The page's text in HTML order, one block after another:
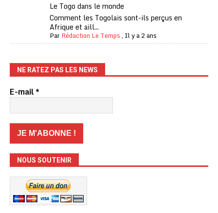
Le Togo dans le monde
Comment les Togolais sont-ils perçus en
Afrique et aill...
ParRédaction Le Temps, Il y a 2 ans
NE RATEZ PAS LES NEWS
E-mail*
NOUS SOUTENIR